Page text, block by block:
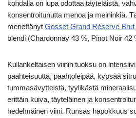
kohdalla on lupa odottaa täyteläistä,
konsentroitunutta menoa ja meininkiä.
menettänyt Gosset Grand Réserve Brut
blendi (Chardonnay 43 %, Pinot Noir 42
Kullankeltaisen viinin tuoksu on
paahteisuutta, paahtoleipää, kypsää
tummasävytteistä, tyylikästä
erittäin kuiva, täyteläinen ja
hedelmäinen viini. Runsas hapokkuus